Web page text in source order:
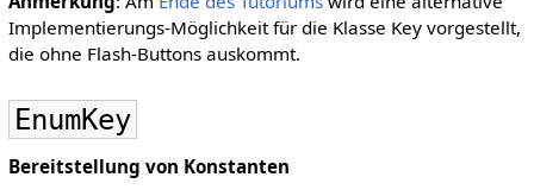
Implementierungs-Möglichkeit für die Klasse Key vorgestellt,
die ohne Flash-Buttons auskommt.
EnumKey
Bereitstellung von Konstanten